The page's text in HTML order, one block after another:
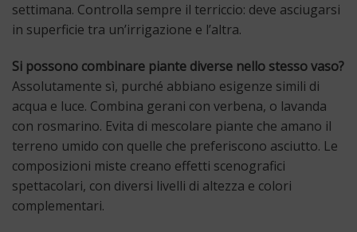
settimana. Controlla sempre il terriccio: deve asciugarsi
in superficie tra un’irrigazione e l’altra.
Si possono combinare piante diverse nello stesso vaso?
Assolutamente sì, purché abbiano esigenze simili di
acqua e luce. Combina gerani con verbena, o lavanda
con rosmarino. Evita di mescolare piante che amano il
terreno umido con quelle che preferiscono asciutto. Le
composizioni miste creano effetti scenografici
spettacolari, con diversi livelli di altezza e colori
complementari.